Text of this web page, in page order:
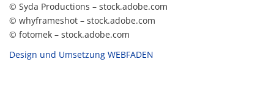
© Syda Productions – stock.adobe.com
© whyframeshot – stock.adobe.com
© fotomek – stock.adobe.com
Design und Umsetzung WEBFADEN